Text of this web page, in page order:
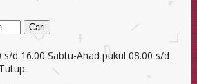
Cari
s/d 16.00 Sabtu-Ahad pukul 08.00 s/d